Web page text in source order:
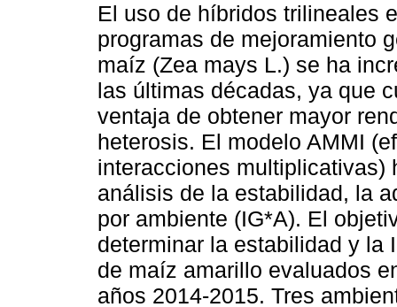
El uso de híbridos trilineales
programas de mejoramiento
maíz (Zea mays L.) se ha
las últimas décadas, ya que
ventaja de obtener mayor
heterosis. El modelo AMMI
interacciones multiplicativas)
análisis de la estabilidad, la
por ambiente (IG*A). El
determinar la estabilidad y la
de maíz amarillo evaluados
años 2014-2015. Tres